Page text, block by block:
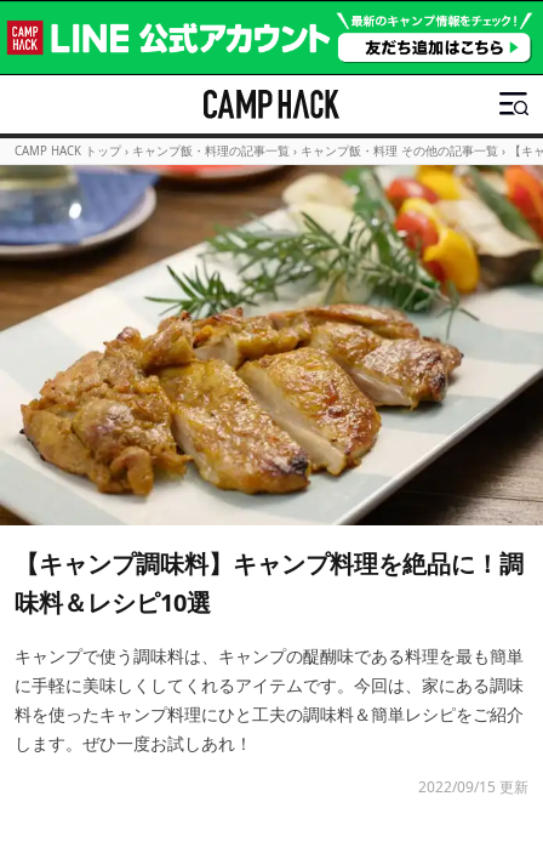
CAMP HACK トップ › キャンプ飯・料理の記事一覧 › キャンプ飯・料理 その他の記事一覧 › 【
【キャンプ調味料】キャンプ料理を絶品に！調
味料＆レシピ10選
キャンプで使う調味料は、キャンプの醍醐味である料理を最も簡単
に手軽に美味しくしてくれるアイテムです。今回は、家にある調味
料を使ったキャンプ料理にひと工夫の調味料＆簡単レシピをご紹介
します。ぜひ一度お試しあれ！
2022/09/15 更新